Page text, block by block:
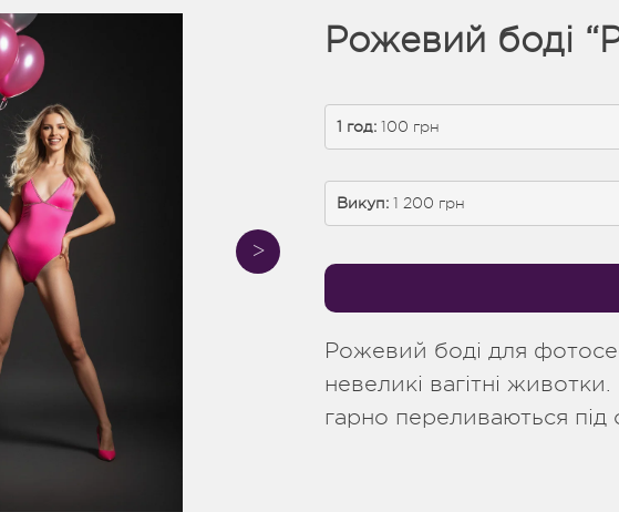
Рожевий боді
1 год: 100 грн
Викуп: 1 200 грн
Рожевий боді для
невеликі вагітні
гарно переливаються під